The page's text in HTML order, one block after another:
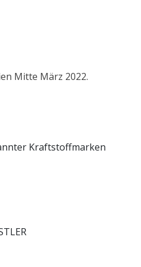
Mitte März 2022.
Kraftstoffmarken